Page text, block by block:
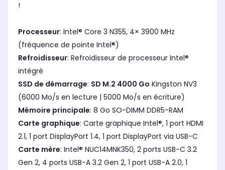
!
Processeur: Intel® Core 3 N355, 4× 3900 MHz
(fréquence de pointe Intel®)
Refroidisseur: Refroidisseur de processeur Intel®
intégré
SSD de démarrage: SD M.2 4000 Go Kingston NV3
(6000 Mo/s en lecture | 5000 Mo/s en écriture)
Mémoire principale: 8 Go SO-DIMM DDR5-RAM
Carte graphique: Carte graphique Intel®, 1 port HDMI
2.1, 1 port DisplayPort 1.4, 1 port DisplayPort via USB-C
Carte mère: Intel® NUC14MNK350, 2 ports USB-C 3.2
Gen 2, 4 ports USB-A 3.2 Gen 2, 1 port USB-A 2.0, 1